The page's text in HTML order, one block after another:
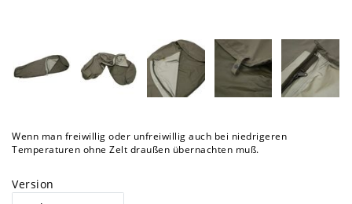
Wenn man freiwillig oder unfreiwillig auch bei niedrigeren
Temperaturen ohne Zelt draußen übernachten muß.
Version